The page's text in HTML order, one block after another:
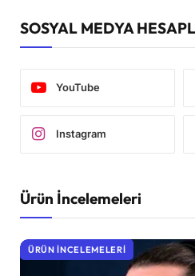
SOSYAL MEDYA
YouTube
Instagram
Ürün İncelemeleri
ÜRÜN İNCELEMELERI